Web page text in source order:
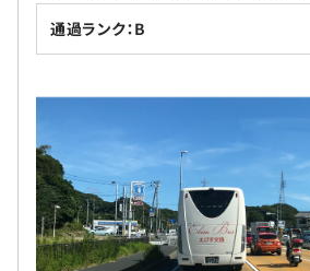
通過ランク：B